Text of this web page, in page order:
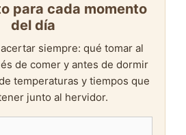
para cada momento
del día
siempre: qué tomar al
de comer y antes de dormir
temperaturas y tiempos que
junto al hervidor.